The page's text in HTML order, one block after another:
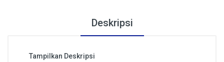
Deskripsi
Tampilkan Deskripsi